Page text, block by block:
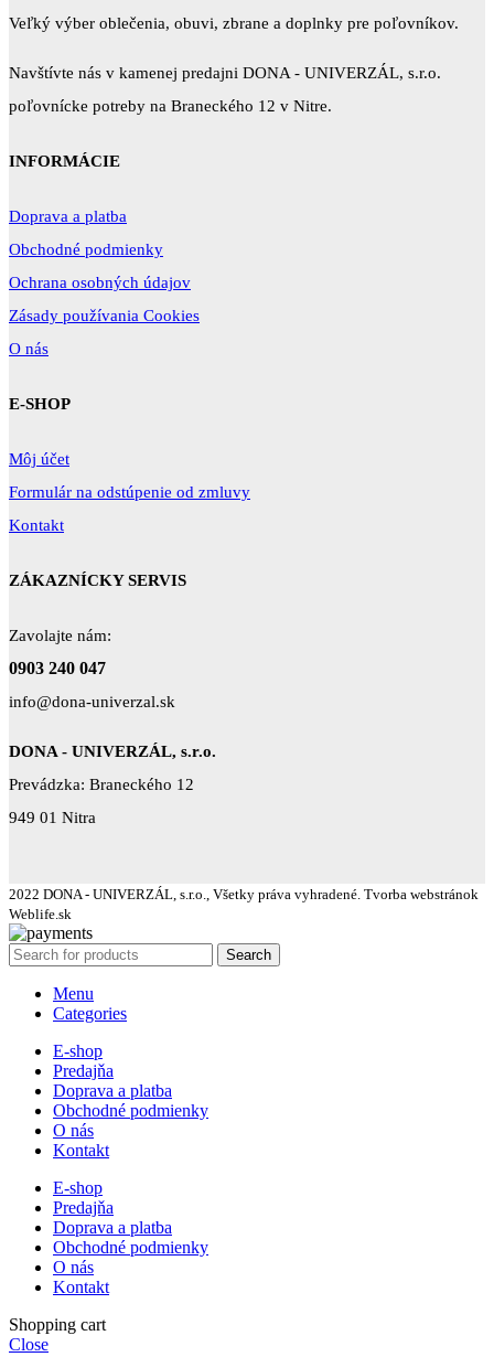
Veľký výber oblečenia, obuvi, zbrane a doplnky pre poľovníkov.
Navštívte nás v kamenej predajni DONA - UNIVERZÁL, s.r.o.
poľovnícke potreby na Braneckého 12 v Nitre.
INFORMÁCIE
Doprava a platba
Obchodné podmienky
Ochrana osobných údajov
Zásady používania Cookies
O nás
E-SHOP
Môj účet
Formulár na odstúpenie od zmluvy
Kontakt
ZÁKAZNÍCKY SERVIS
Zavolajte nám:
0903 240 047
info@dona-univerzal.sk
DONA - UNIVERZÁL, s.r.o.
Prevádzka: Braneckého 12
949 01 Nitra
2022 DONA - UNIVERZÁL, s.r.o., Všetky práva vyhradené. Tvorba webstránok
Weblife.sk
Search
Menu
Categories
E-shop
Predajňa
Doprava a platba
Obchodné podmienky
O nás
Kontakt
E-shop
Predajňa
Doprava a platba
Obchodné podmienky
O nás
Kontakt
Shopping cart
Close